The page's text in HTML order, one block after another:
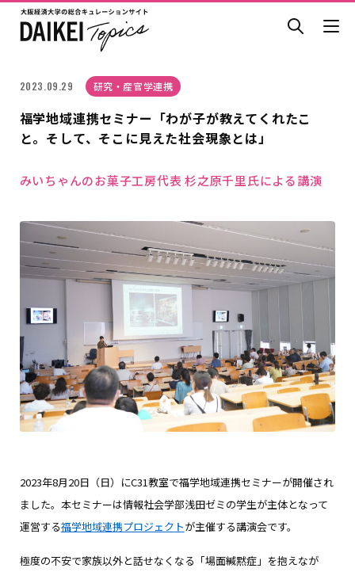
2023.09.29 研究・産官学連携
福学地域連携セミナー「わが子が教えてくれたこ
と。そして、そこに見えた社会現象とは」
みいちゃんのお菓子工房代表 杉之原千里氏による講演
2023年8月20日（日）にC31教室で福学地域連携セミナーが開催され
ました。本セミナーは情報社会学部浅田ゼミの学生が主体となって
運営する福学地域連携プロジェクトが主催する講演会です。
極度の不安で家族以外と話せなくなる「場面緘黙症」を抱えなが